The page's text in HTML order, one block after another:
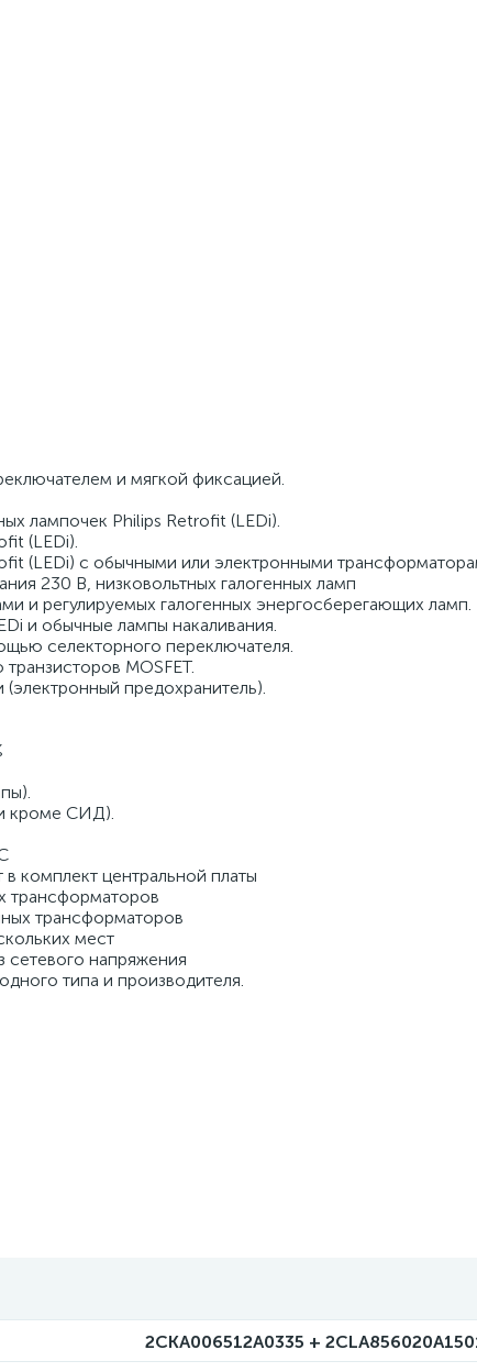
и мягкой фиксацией.
лампочек Philips Retrofit (LEDi).
(LEDi).
(LEDi) с обычными или электронными
230 В, низковольтных галогенных ламп
и регулируемых галогенных энергосберегающих ламп.
и обычные лампы накаливания.
селекторного переключателя.
MOSFET.
предохранитель).
кроме СИД).
комплект центральной платы
трансформаторов
трансформаторов
мест
напряжения
типа и производителя.
2CKA006512A0335 +